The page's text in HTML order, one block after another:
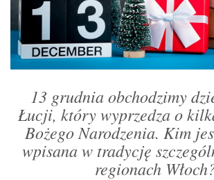
13 grudnia obchodzimy
Łucji, który wyprzedza o
Bożego Narodzenia. Kim
wpisana w tradycję
regionach